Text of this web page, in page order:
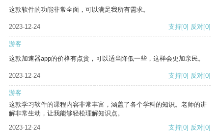
这款软件的功能非常全面，可以满足我所有需求。
2023-12-24 支持[0] 反对[0]
游客
这款加速器app的价格有点贵，可以适当降低一些，这样会更加亲民。
2023-12-24 支持[0] 反对[0]
游客
这款学习软件的课程内容非常丰富，涵盖了各个学科的知识。老师的讲
解非常生动，让我能够轻松理解知识点。
2023-12-24
支持[0] 反对[0]